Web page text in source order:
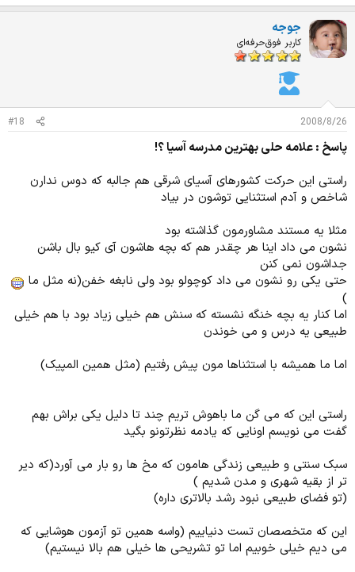
جوجه
کاربر فوق‌حرفه‌ای
2008/8/26
#18
پاسخ : علامه حلی بهترین مدرسه آسیا ؟!
راستی این حرکت کشورهای آسیای شرقی هم جالبه که دوس ندارن
شاخص و آدم استثنایی توشون در بیاد
مثلا یه مستند مشاورمون گذاشته بود
نشون می داد اینا هر چقدر هم که بچه هاشون آی کیو بال باشن
جداشون نمی کنن
حتی یکی رو نشون می داد کوچولو بود ولی نابغه خفن(نه مثل ما
)
اما کنار یه بچه خنگه نشسته که سنش هم خیلی زیاد بود با هم خیلی
طبیعی یه درس و می خوندن
اما ما همیشه با استثناها مون پیش رفتیم (مثل همین المپیک)
راستی این که می گن ما باهوش تریم چند تا دلیل یکی براش بهم
گفت می نویسم اونایی که یادمه نظرتونو بگید
سبک سنتی و طبیعی زندگی هامون که مخ ها رو بار می آورد(که دیر
تر از بقیه شهری و مدن شدیم )
(تو فضای طبیعی نبود رشد بالاتری داره)
این که متخصصان تست دنیاییم (واسه همین تو آزمون هوشایی که
می دیم خیلی خوبیم اما تو تشریحی ها خیلی هم بالا نیستیم)